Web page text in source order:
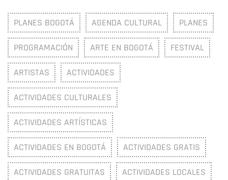
PLANES BOGOTÁ AGENDA CULTURAL PLANES
PROGRAMACIÓN ARTE EN BOGOTÁ FESTIVAL
ARTISTAS ACTIVIDADES
ACTIVIDADES CULTURALES
ACTIVIDADES ARTÍSTICAS
ACTIVIDADES EN BOGOTÁ ACTIVIDADES GRATIS
ACTIVIDADES GRATUITAS ACTIVIDADES LOCALES